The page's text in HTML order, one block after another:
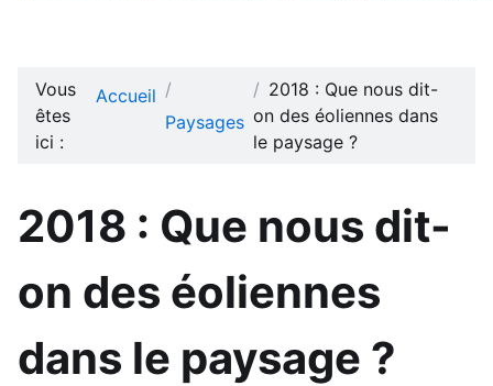
Vous
êtes
ici :
Accueil
Paysages
2018 : Que nous dit-
on des éoliennes dans
le paysage ?
2018 : Que nous dit-
on des éoliennes
dans le paysage ?